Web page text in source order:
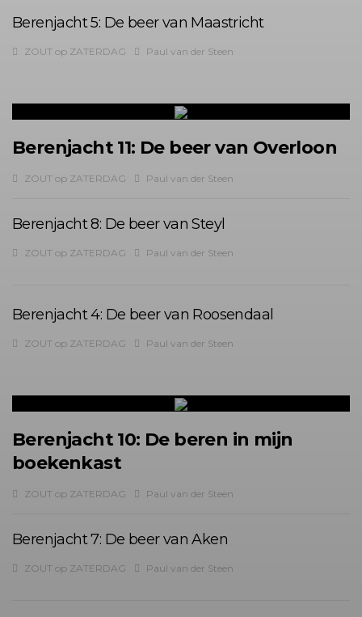
Berenjacht 5: De beer van Maastricht
ZOUT op ZATERDAG Paul van der Steen
Berenjacht 11: De beer van Overloon
ZOUT op ZATERDAG Paul van der Steen
Berenjacht 8: De beer van Steyl
ZOUT op ZATERDAG Paul van der Steen
Berenjacht 4: De beer van Roosendaal
ZOUT op ZATERDAG Paul van der Steen
Berenjacht 10: De beren in mijn
boekenkast
ZOUT op ZATERDAG Paul van der Steen
Berenjacht 7: De beer van Aken
ZOUT op ZATERDAG Paul van der Steen